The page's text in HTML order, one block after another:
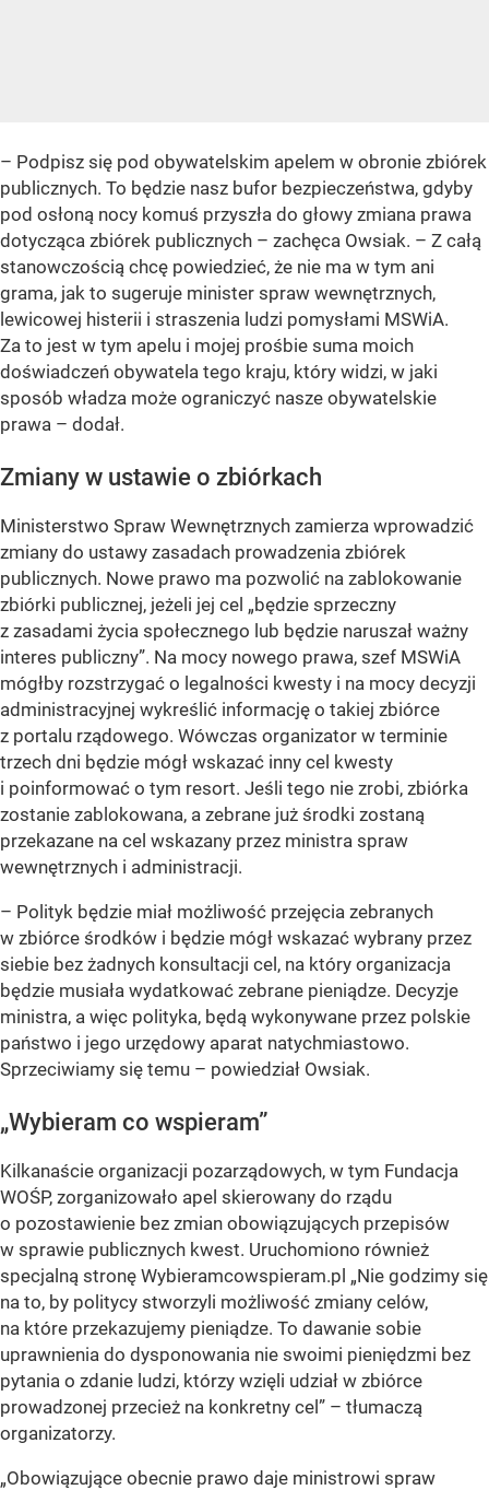
– Podpisz się pod obywatelskim apelem w obronie zbiórek
publicznych. To będzie nasz bufor bezpieczeństwa, gdyby
pod osłoną nocy komuś przyszła do głowy zmiana prawa
dotycząca zbiórek publicznych – zachęca Owsiak. – Z całą
stanowczością chcę powiedzieć, że nie ma w tym ani
grama, jak to sugeruje minister spraw wewnętrznych,
lewicowej histerii i straszenia ludzi pomysłami MSWiA.
Za to jest w tym apelu i mojej prośbie suma moich
doświadczeń obywatela tego kraju, który widzi, w jaki
sposób władza może ograniczyć nasze obywatelskie
prawa – dodał.
Zmiany w ustawie o zbiórkach
Ministerstwo Spraw Wewnętrznych zamierza wprowadzić
zmiany do ustawy zasadach prowadzenia zbiórek
publicznych. Nowe prawo ma pozwolić na zablokowanie
zbiórki publicznej, jeżeli jej cel „będzie sprzeczny
z zasadami życia społecznego lub będzie naruszał ważny
interes publiczny”. Na mocy nowego prawa, szef MSWiA
mógłby rozstrzygać o legalności kwesty i na mocy decyzji
administracyjnej wykreślić informację o takiej zbiórce
z portalu rządowego. Wówczas organizator w terminie
trzech dni będzie mógł wskazać inny cel kwesty
i poinformować o tym resort. Jeśli tego nie zrobi, zbiórka
zostanie zablokowana, a zebrane już środki zostaną
przekazane na cel wskazany przez ministra spraw
wewnętrznych i administracji.
– Polityk będzie miał możliwość przejęcia zebranych
w zbiórce środków i będzie mógł wskazać wybrany przez
siebie bez żadnych konsultacji cel, na który organizacja
będzie musiała wydatkować zebrane pieniądze. Decyzje
ministra, a więc polityka, będą wykonywane przez polskie
państwo i jego urzędowy aparat natychmiastowo.
Sprzeciwiamy się temu – powiedział Owsiak.
„Wybieram co wspieram”
Kilkanaście organizacji pozarządowych, w tym Fundacja
WOŚP, zorganizowało apel skierowany do rządu
o pozostawienie bez zmian obowiązujących przepisów
w sprawie publicznych kwest. Uruchomiono również
specjalną stronę Wybieramcowspieram.pl „Nie godzimy się
na to, by politycy stworzyli możliwość zmiany celów,
na które przekazujemy pieniądze. To dawanie sobie
uprawnienia do dysponowania nie swoimi pieniędzmi bez
pytania o zdanie ludzi, którzy wzięli udział w zbiórce
prowadzonej przecież na konkretny cel” – tłumaczą
organizatorzy.
„Obowiązujące obecnie prawo daje ministrowi spraw